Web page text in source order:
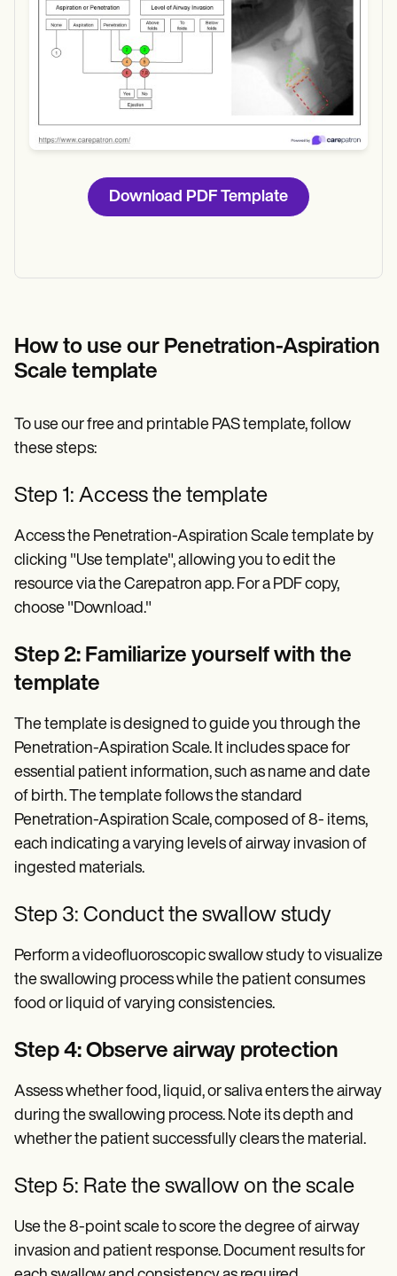
Download PDF Template
How to use our Penetration-Aspiration
Scale template
To use our free and printable PAS template, follow
these steps:
Step 1: Access the template
Access the Penetration-Aspiration Scale template by
clicking "Use template", allowing you to edit the
resource via the Carepatron app. For a PDF copy,
choose "Download."
Step 2: Familiarize yourself with the
template
The template is designed to guide you through the
Penetration-Aspiration Scale. It includes space for
essential patient information, such as name and date
of birth. The template follows the standard
Penetration-Aspiration Scale, composed of 8- items,
each indicating a varying levels of airway invasion of
ingested materials.
Step 3: Conduct the swallow study
Perform a videofluoroscopic swallow study to visualize
the swallowing process while the patient consumes
food or liquid of varying consistencies.
Step 4: Observe airway protection
Assess whether food, liquid, or saliva enters the airway
during the swallowing process. Note its depth and
whether the patient successfully clears the material.
Step 5: Rate the swallow on the scale
Use the 8-point scale to score the degree of airway
invasion and patient response. Document results for